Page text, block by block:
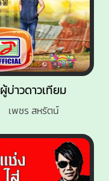
ผู้บ่าวดาวเทียม
เพชร สหรัตน์